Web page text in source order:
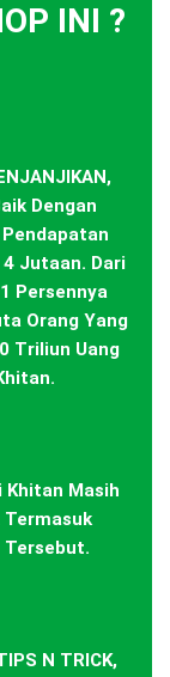
INI ?
Dengan
Jutaan. Dari
Persennya
Orang Yang
Triliun Uang
Khitan Masih
Tersebut.
N TRICK,